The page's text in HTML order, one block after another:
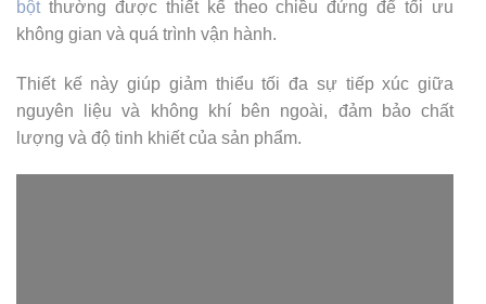
bột thường được thiết kế theo chiều đứng để tối ưu
không gian và quá trình vận hành.
Thiết kế này giúp giảm thiểu tối đa sự tiếp xúc giữa
nguyên liệu và không khí bên ngoài, đảm bảo chất
lượng và độ tinh khiết của sản phẩm.